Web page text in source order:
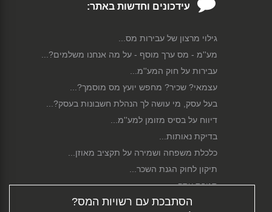
עידכונים וחדשות באתר:
גילוי מרצון של עבירות מס...
מע''מ - מס ערך מוסף - על מה אנחנו משלמים?...
עבירות על חוק המע''מ...
עצמאי? שכיר? מחפש יועץ מס מוסמך?...
בעל עסק, מי עושה לך הנהלת חשבונות בעסק?...
דיווח על בסיס מזומן למע''מ...
בדיקת נאותות...
כלכלת משפחה ושמירה על תקציב מאוזן...
תיקון לחוק הגנת השכר...
סגירת עסק...
פירוק חברה...
הסתבכת עם רשויות המס?